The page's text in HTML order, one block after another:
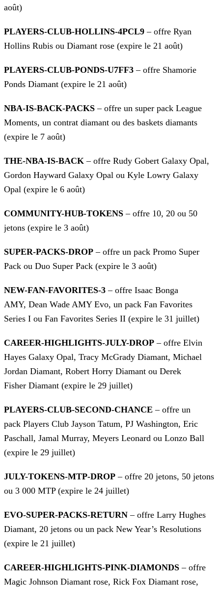
août)
PLAYERS-CLUB-HOLLINS-4PCL9 – offre Ryan
Hollins Rubis ou Diamant rose (expire le 21 août)
PLAYERS-CLUB-PONDS-U7FF3 – offre Shamorie
Ponds Diamant (expire le 21 août)
NBA-IS-BACK-PACKS – offre un super pack League
Moments, un contrat diamant ou des baskets diamants
(expire le 7 août)
THE-NBA-IS-BACK – offre Rudy Gobert Galaxy Opal,
Gordon Hayward Galaxy Opal ou Kyle Lowry Galaxy
Opal (expire le 6 août)
COMMUNITY-HUB-TOKENS – offre 10, 20 ou 50
jetons (expire le 3 août)
SUPER-PACKS-DROP – offre un pack Promo Super
Pack ou Duo Super Pack (expire le 3 août)
NEW-FAN-FAVORITES-3 – offre Isaac Bonga
AMY, Dean Wade AMY Evo, un pack Fan Favorites
Series I ou Fan Favorites Series II (expire le 31 juillet)
CAREER-HIGHLIGHTS-JULY-DROP – offre Elvin
Hayes Galaxy Opal, Tracy McGrady Diamant, Michael
Jordan Diamant, Robert Horry Diamant ou Derek
Fisher Diamant (expire le 29 juillet)
PLAYERS-CLUB-SECOND-CHANCE – offre un
pack Players Club Jayson Tatum, PJ Washington, Eric
Paschall, Jamal Murray, Meyers Leonard ou Lonzo Ball
(expire le 29 juillet)
JULY-TOKENS-MTP-DROP – offre 20 jetons, 50 jetons
ou 3 000 MTP (expire le 24 juillet)
EVO-SUPER-PACKS-RETURN – offre Larry Hughes
Diamant, 20 jetons ou un pack New Year’s Resolutions
(expire le 21 juillet)
CAREER-HIGHLIGHTS-PINK-DIAMONDS – offre
Magic Johnson Diamant rose, Rick Fox Diamant rose,